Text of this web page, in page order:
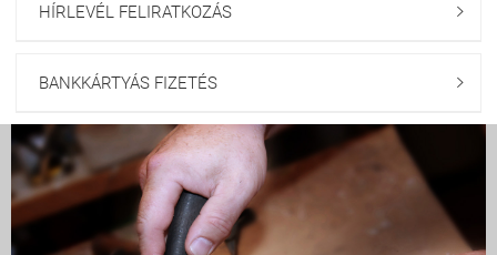
HÍRLEVÉL FELIRATKOZÁS 
BANKKÁRTYÁS FIZETÉS 